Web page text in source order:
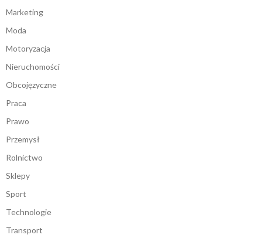
Marketing
Moda
Motoryzacja
Nieruchomości
Obcojęzyczne
Praca
Prawo
Przemysł
Rolnictwo
Sklepy
Sport
Technologie
Transport